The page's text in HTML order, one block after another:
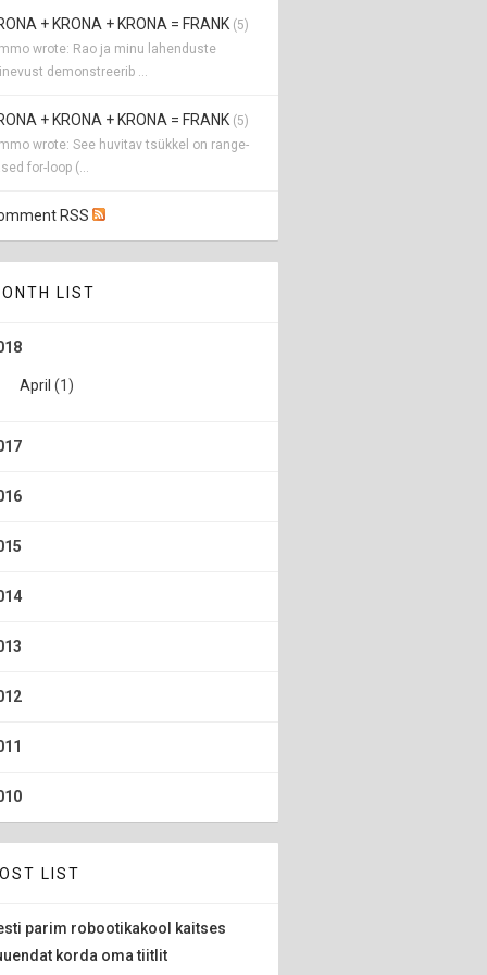
+ KRONA + KRONA = FRANK (5)
wrote: Rao ja minu lahenduste
demonstreerib ...
+ KRONA + KRONA = FRANK (5)
wrote: See huvitav tsükkel on range-
for-loop (...
RSS
LIST
April (1)
LIST
parim robootikakool kaitses
korda oma tiitlit